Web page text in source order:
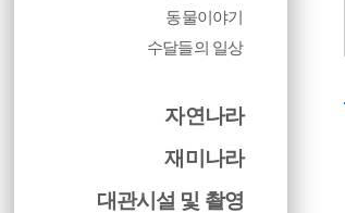
동물이야기
수달들의 일상
자연나라
재미나라
대관시설 및 촬영